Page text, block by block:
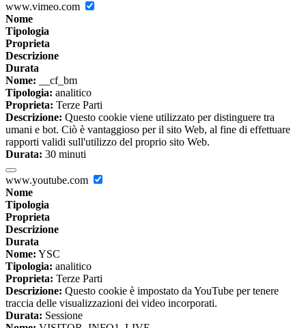
www.vimeo.com
Nome
Tipologia
Proprieta
Descrizione
Durata
Nome: __cf_bm
Tipologia: analitico
Proprieta: Terze Parti
Descrizione: Questo cookie viene utilizzato per distinguere tra
umani e bot. Ciò è vantaggioso per il sito Web, al fine di effettuare
rapporti validi sull'utilizzo del proprio sito Web.
Durata: 30 minuti
www.youtube.com
Nome
Tipologia
Proprieta
Descrizione
Durata
Nome: YSC
Tipologia: analitico
Proprieta: Terze Parti
Descrizione: Questo cookie è impostato da YouTube per tenere
traccia delle visualizzazioni dei video incorporati.
Durata: Sessione